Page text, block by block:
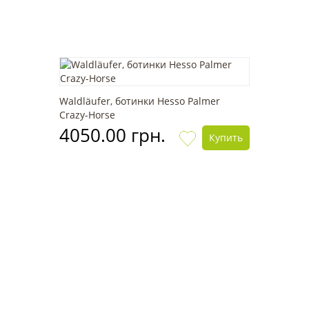
Waldläufer, ботинки Hesso Palmer
Crazy-Horse
4050.00 грн. Купить